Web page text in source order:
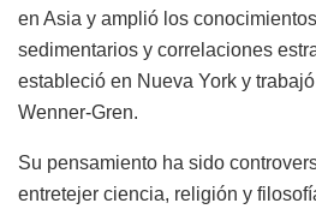
en Asia y amplió los
sedimentarios y correlaciones
estableció en Nueva York y
Wenner-Gren.
Su pensamiento ha sido
entretejer ciencia, religión y